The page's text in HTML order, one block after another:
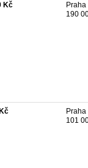
Kč
Praha
190
Praha
101